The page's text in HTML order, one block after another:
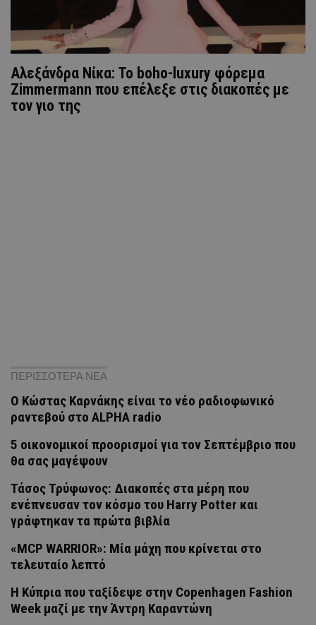
Αλεξάνδρα Νίκα: Το boho-luxury φόρεμα
Zimmermann που επέλεξε στις διακοπές με
τον γιο της
ΠΕΡΙΣΣΟΤΕΡΑ ΝΕΑ
Ο Κώστας Καρνάκης είναι το νέο ραδιοφωνικό
ραντεβού στο ALPHA radio
5 οικονομικοί προορισμοί για τον Σεπτέμβριο που
θα σας μαγέψουν
Τάσος Τρύφωνος: Διακοπές στα μέρη που
ενέπνευσαν τον κόσμο του Harry Potter και
γράφτηκαν τα πρώτα βιβλία
«MCP WARRIOR»: Μία μάχη που κρίνεται στο
τελευταίο λεπτό
Η Κύπρια που ταξίδεψε στην Copenhagen Fashion
Week μαζί με την Άντρη Καραντώνη